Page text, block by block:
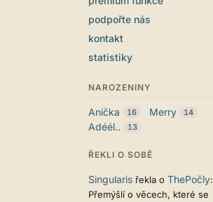
podpořte nás
kontakt
statistiky
NAROZENINY
Anička 16 Merry 14
Adéél.. 13
ŘEKLI O SOBĚ
Singularis řekla o ThePočly:
Přemýšlí o věcech, které se